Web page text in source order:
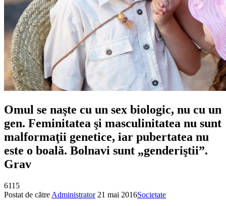
Omul se naşte cu un sex biologic, nu cu un
gen. Feminitatea şi masculinitatea nu sunt
malformaţii genetice, iar pubertatea nu
este o boală. Bolnavi sunt „genderiştii”.
Grav
6115
Postat de către Administrator 21 mai 2016Societate